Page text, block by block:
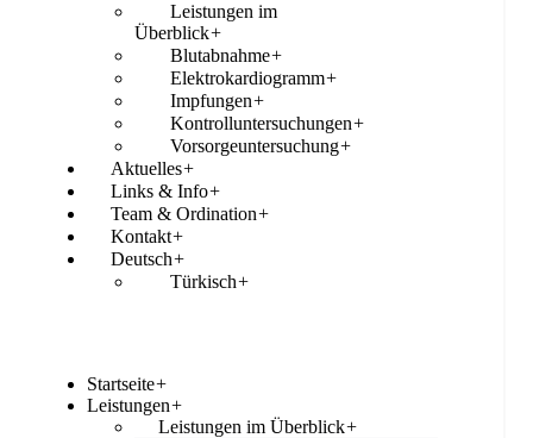
Leistungen im
Überblick+
Blutabnahme+
Elektrokardiogramm+
Impfungen+
Kontrolluntersuchungen+
Vorsorgeuntersuchung+
Aktuelles+
Links & Info+
Team & Ordination+
Kontakt+
Deutsch+
Türkisch+
Startseite+
Leistungen+
Leistungen im Überblick+